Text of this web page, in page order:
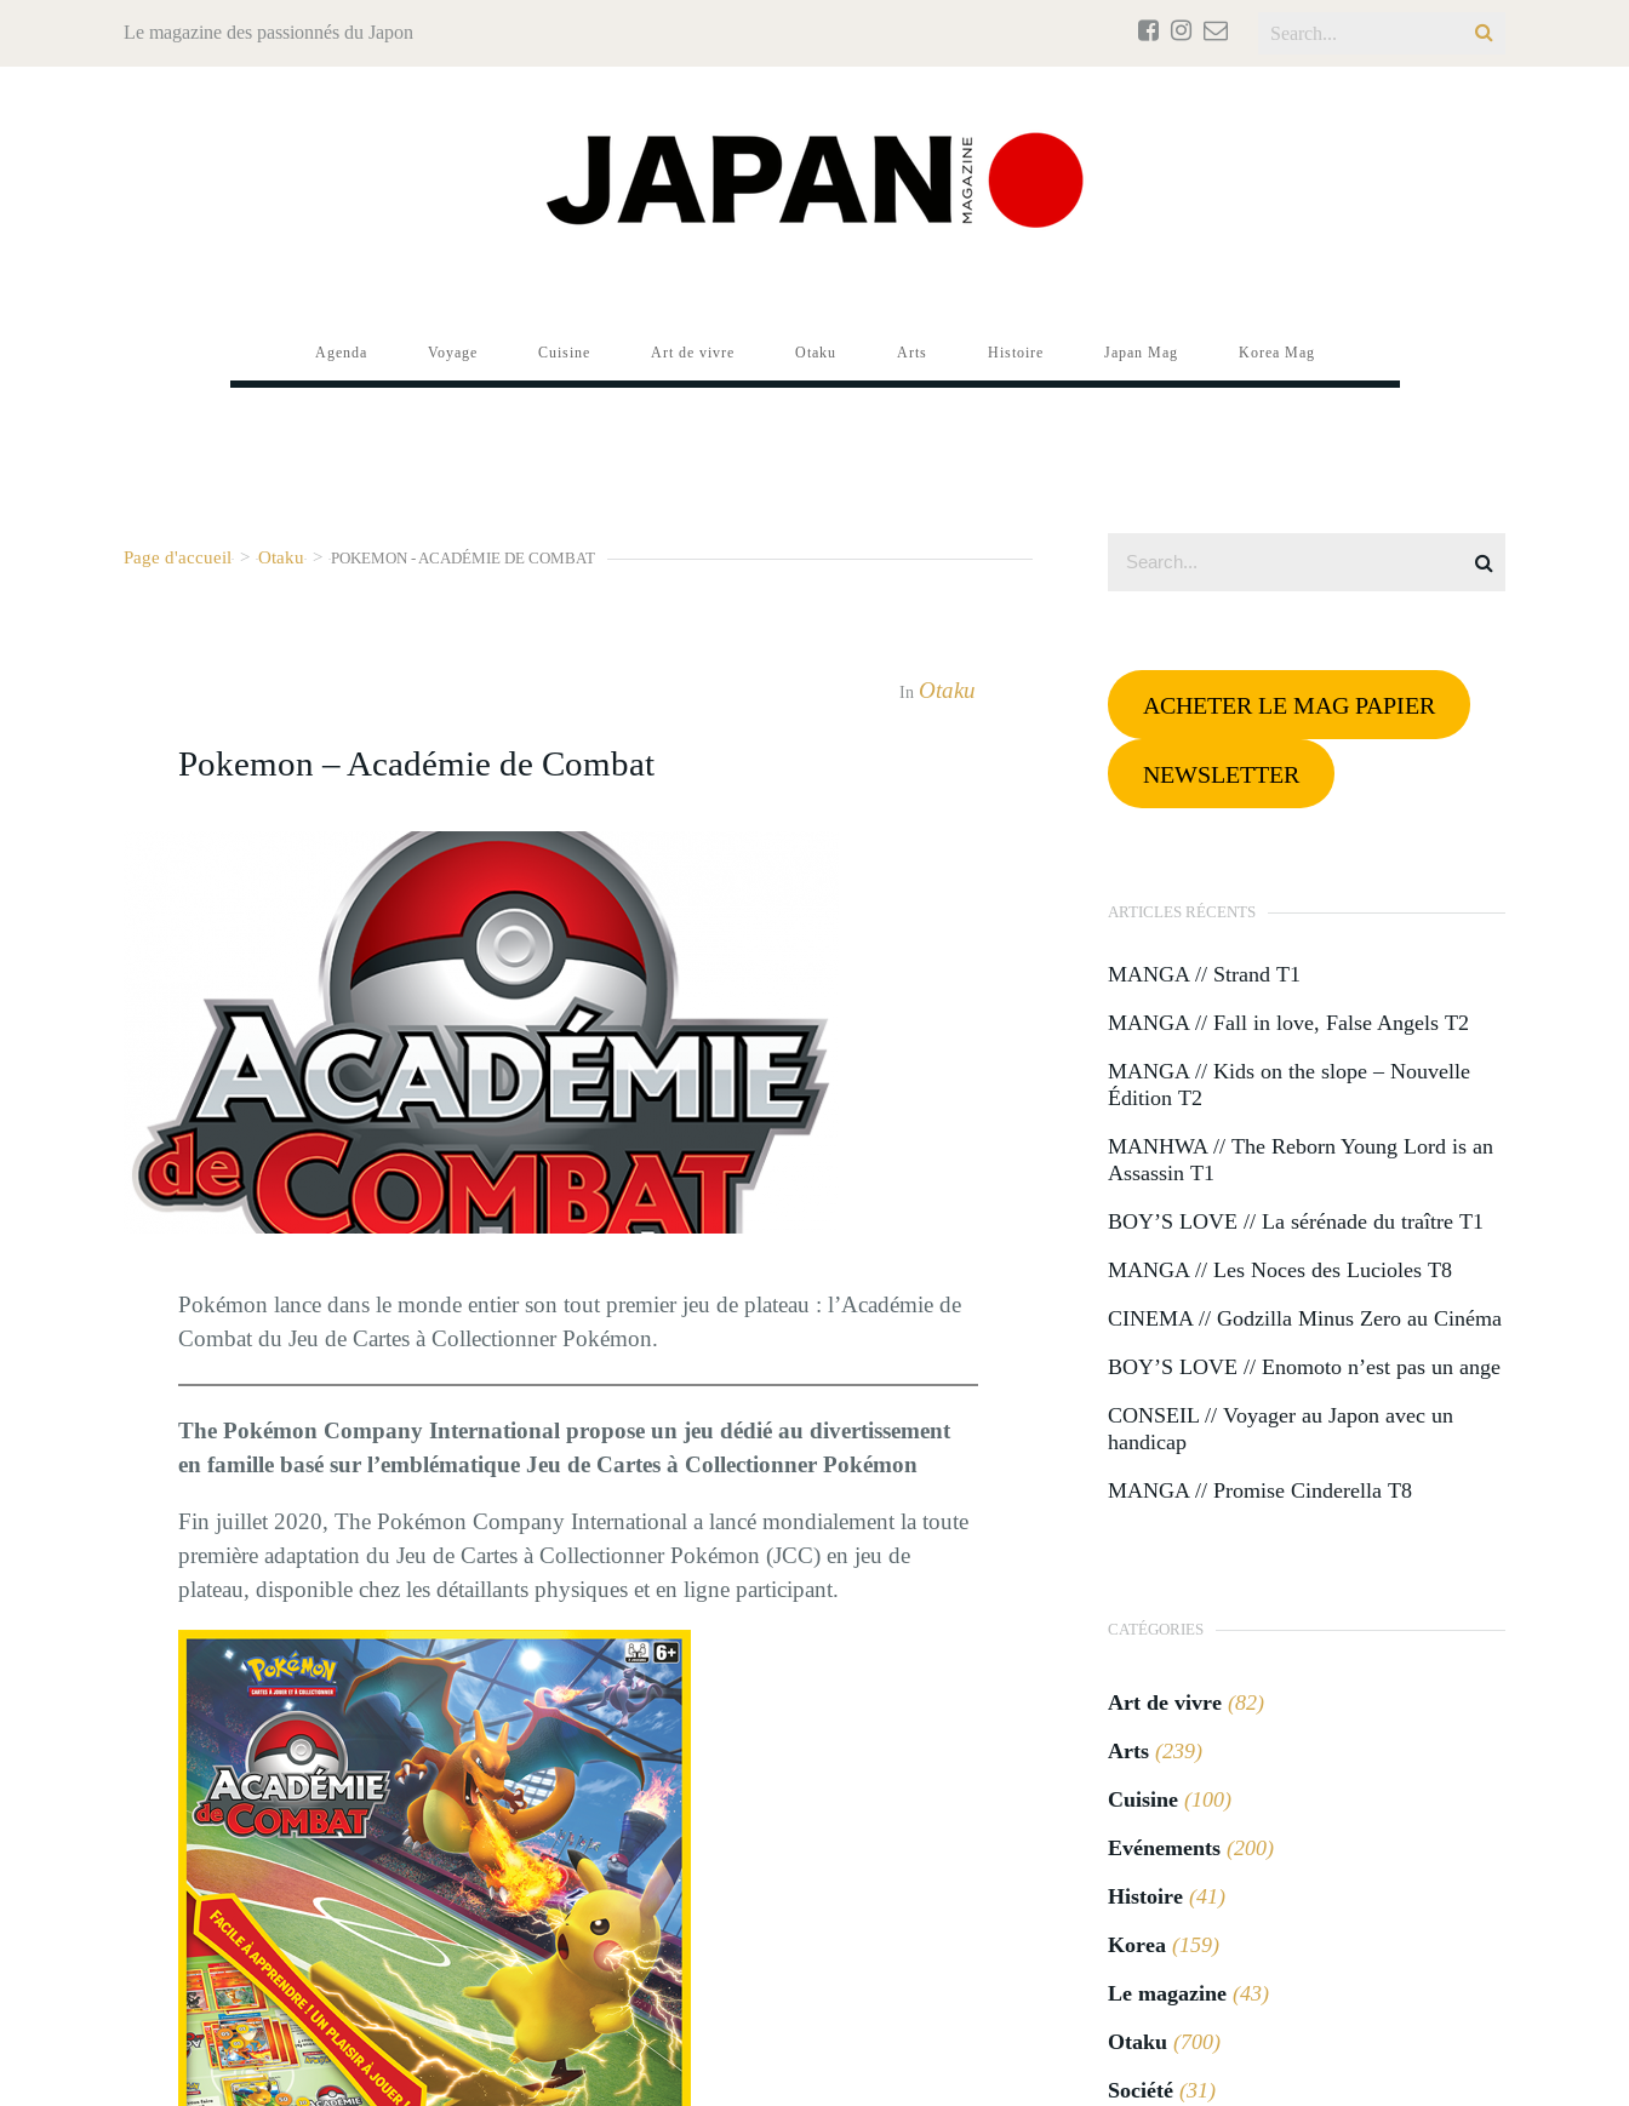
Le magazine des passionnés du Japon
Agenda Voyage Cuisine Art de vivre Otaku Arts Histoire Japan Mag Korea Mag
Page d'accueil > Otaku > POKEMON - ACADÉMIE DE COMBAT
In Otaku
Pokemon – Académie de Combat
Pokémon lance dans le monde entier son tout premier jeu de plateau : l’Académie de
Combat du Jeu de Cartes à Collectionner Pokémon.
The Pokémon Company International propose un jeu dédié au divertissement
en famille basé sur l’emblématique Jeu de Cartes à Collectionner Pokémon
Fin juillet 2020, The Pokémon Company International a lancé mondialement la toute
première adaptation du Jeu de Cartes à Collectionner Pokémon (JCC) en jeu de
plateau, disponible chez les détaillants physiques et en ligne participant.
ACHETER LE MAG PAPIER
NEWSLETTER
ARTICLES RÉCENTS
MANGA // Strand T1
MANGA // Fall in love, False Angels T2
MANGA // Kids on the slope – Nouvelle
Édition T2
MANHWA // The Reborn Young Lord is an
Assassin T1
BOY’S LOVE // La sérénade du traître T1
MANGA // Les Noces des Lucioles T8
CINEMA // Godzilla Minus Zero au Cinéma
BOY’S LOVE // Enomoto n’est pas un ange
CONSEIL // Voyager au Japon avec un
handicap
MANGA // Promise Cinderella T8
CATÉGORIES
Art de vivre (82)
Arts (239)
Cuisine (100)
Evénements (200)
Histoire (41)
Korea (159)
Le magazine (43)
Otaku (700)
Société (31)